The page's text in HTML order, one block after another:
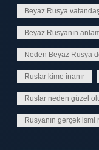
Beyaz Rusya
Beyaz Rusyanın
Neden Beyaz Rusya
Ruslar kime inanır
Ruslar neden güzel
Rusyanın gerçek ismi